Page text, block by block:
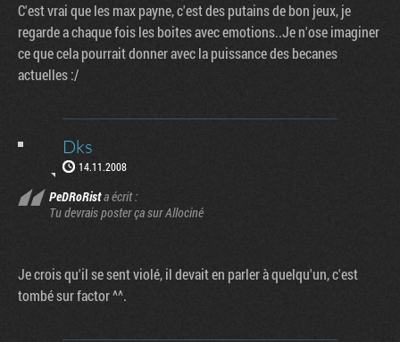
C'est vrai que les max payne, c'est des putains de bon jeux, je
regarde a chaque fois les boites avec emotions..Je n'ose imaginer
ce que cela pourrait donner avec la puissance des becanes
actuelles :/
Dks
14.11.2008
PeDRoRista écrit :
Tu devrais poster ça sur Allociné
Je crois qu'il se sent violé, il devait en parler à quelqu'un, c'est
tombé sur factor ^^.